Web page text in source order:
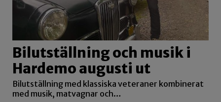
Bilutställning och musik i
Hardemo augusti ut
Bilutställning med klassiska veteraner kombinerat
med musik, matvagnar och…